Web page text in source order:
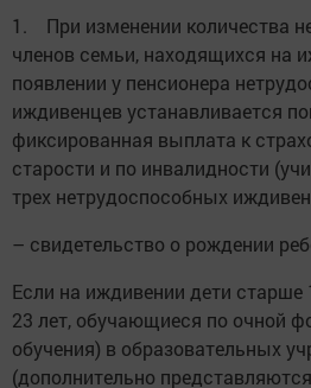
1. При изменении количества
членов семьи, находящихся на
появлении у пенсионера
иждивенцев устанавливается
фиксированная выплата к
старости и по инвалидности
трех нетрудоспособных
– свидетельство о рождении
Если на иждивении дети старше
23 лет, обучающиеся по очной
обучения) в образовательных
(дополнительно